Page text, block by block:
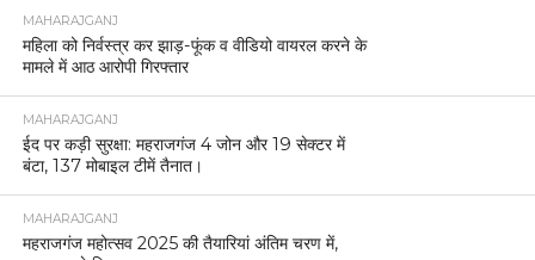
MAHARAJGANJ
महराजगंज पुलिस लाइन में मनाई गई होली, अधिकारियों और
कर्मचारियों ने मिलकर मनाया रंगों का त्योहार।
MAHARAJGANJ
महराजगंज में दहेज विवाद से जुड़ा सनसनीखेज मामला, पत्नी
की मौत के बाद पति ने की आत्महत्या।
MAHARAJGANJ
सोनौली बॉर्डर पर उज़्बेकिस्तान की महिला हिरासत में